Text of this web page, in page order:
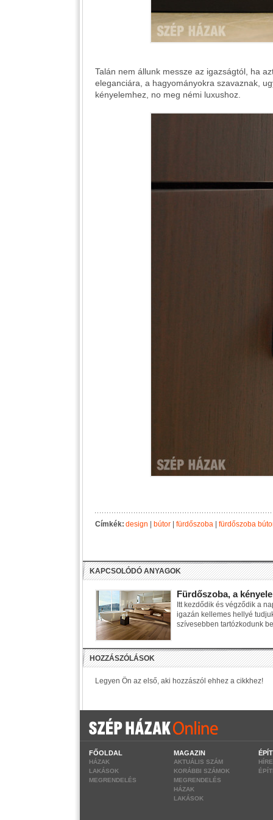
Talán nem állunk messze az igazságtól, ha
eleganciára, a hagyományokra szavaznak,
kényelemhez, no meg némi luxushoz.
Címkék:design bútor fürdőszoba fürdőszoba
KAPCSOLÓDÓ ANYAGOK
Fürdőszoba, a
Itt kezdődik és végződik a
igazán kellemes hellyé
szívesebben tartózkodunk
FŐOLDAL
HÁZAK
LAKÁSOK
MEGRENDELÉS
MAGAZIN
AKTUÁLIS SZÁM
KORÁBBI SZÁMOK
MEGRENDELÉS
HÁZAK
LAKÁSOK